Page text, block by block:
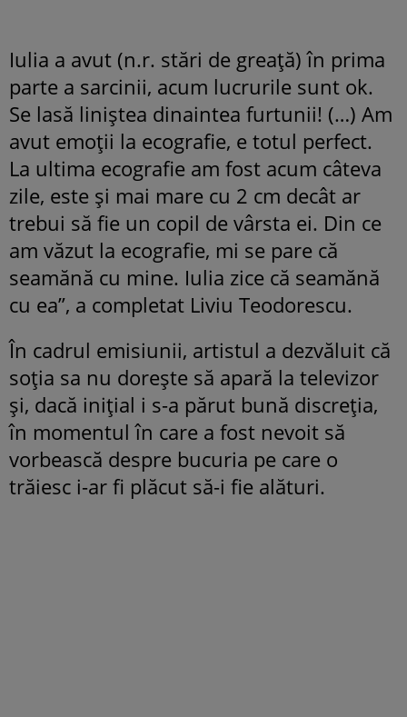
Iulia a avut (n.r. stări de greață) în prima
parte a sarcinii, acum lucrurile sunt ok.
Se lasă liniștea dinaintea furtunii! (…) Am
avut emoții la ecografie, e totul perfect.
La ultima ecografie am fost acum câteva
zile, este și mai mare cu 2 cm decât ar
trebui să fie un copil de vârsta ei. Din ce
am văzut la ecografie, mi se pare că
seamănă cu mine. Iulia zice că seamănă
cu ea”, a completat Liviu Teodorescu.
În cadrul emisiunii, artistul a dezvăluit că
soția sa nu dorește să apară la televizor
și, dacă inițial i s-a părut bună discreția,
în momentul în care a fost nevoit să
vorbească despre bucuria pe care o
trăiesc i-ar fi plăcut să-i fie alături.